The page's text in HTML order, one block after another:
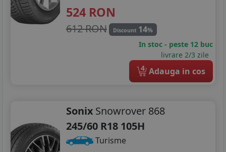
524 RON
612 RON Discount 14%
In stoc - peste 12 buc
livrare 2/3 zile
4 Adauga in cos
Sonix Snowrover 868
245/60 R18 105H
Turisme